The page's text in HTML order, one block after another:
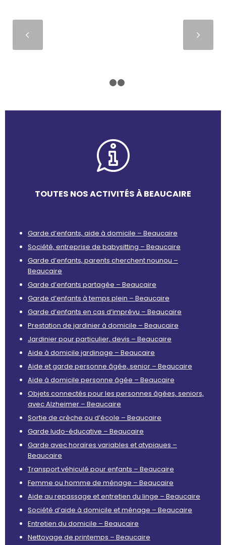
TOUTES NOS ACTIVITÉS À BEAUCAIRE
Garde d’enfants, aide à domicile – Beaucaire
Société, entreprise de babysitting – Beaucaire
Garde d’enfants, parents cherchent nounou –
Beaucaire
Garde d’enfants partagée – Beaucaire
Garde d’enfants à temps plein – Beaucaire
Garde d’enfants en cas d’imprévu – Beaucaire
Prestation de jardinier à domicile – Beaucaire
Jardinier pour particulier, devis – Beaucaire
Aide à domicile jardinage – Beaucaire
Aide et garde personne âgée, senior – Beaucaire
Aide à domicile personne âgée – Beaucaire
Objets connectés pour les personnes âgées, seniors,
avec Alzheimer – Beaucaire
Sortie de crèche ou d’école – Beaucaire
Garde ludo-éducative – Beaucaire
Garde avec horaires variables et atypiques –
Beaucaire
Transport véhiculé pour enfants – Beaucaire
Femme ou homme de ménage – Beaucaire
Aide au repassage et entretien du linge – Beaucaire
Société d’aide à domicile et ménage – Beaucaire
Entretien du domicile – Beaucaire
Nettoyage de printemps – Beaucaire